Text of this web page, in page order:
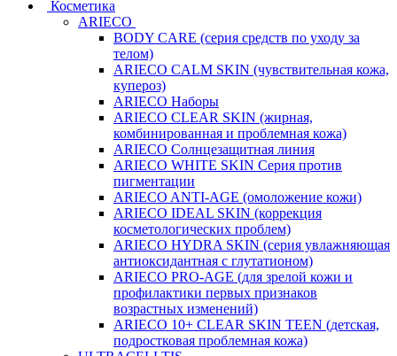
Косметика
ARIECO
BODY CARE (серия средств по уходу за
телом)
ARIECO CALM SKIN (чувствительная кожа,
купероз)
ARIECO Наборы
ARIECO CLEAR SKIN (жирная,
комбинированная и проблемная кожа)
ARIECO Солнцезащитная линия
ARIECO WHITE SKIN Серия против
пигментации
ARIECO ANTI-AGE (омоложение кожи)
ARIECO IDEAL SKIN (коррекция
косметологических проблем)
ARIECO HYDRA SKIN (серия увлажняющая
антиоксидантная с глутатионом)
ARIECO PRO-AGE (для зрелой кожи и
профилактики первых признаков
возрастных изменений)
ARIECO 10+ CLEAR SKIN TEEN (детская,
подростковая проблемная кожа)